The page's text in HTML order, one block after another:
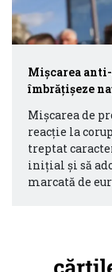
Mișcarea
îmbrățișeze
Mișcarea de
reacție la
treptat
inițial și să
marcată de